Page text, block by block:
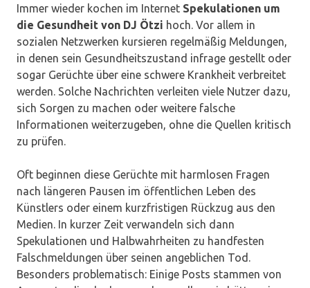
Immer wieder kochen im Internet Spekulationen um
die Gesundheit von DJ Ötzi hoch. Vor allem in
sozialen Netzwerken kursieren regelmäßig Meldungen,
in denen sein Gesundheitszustand infrage gestellt oder
sogar Gerüchte über eine schwere Krankheit verbreitet
werden. Solche Nachrichten verleiten viele Nutzer dazu,
sich Sorgen zu machen oder weitere falsche
Informationen weiterzugeben, ohne die Quellen kritisch
zu prüfen.
Oft beginnen diese Gerüchte mit harmlosen Fragen
nach längeren Pausen im öffentlichen Leben des
Künstlers oder einem kurzfristigen Rückzug aus den
Medien. In kurzer Zeit verwandeln sich dann
Spekulationen und Halbwahrheiten zu handfesten
Falschmeldungen über seinen angeblichen Tod.
Besonders problematisch: Einige Posts stammen von